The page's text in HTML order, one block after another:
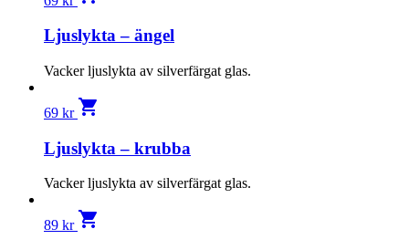
Ljuslykta – ängel
Vacker ljuslykta av silverfärgat glas.
69 kr shopping_cart
Ljuslykta – krubba
Vacker ljuslykta av silverfärgat glas.
89 kr shopping_cart